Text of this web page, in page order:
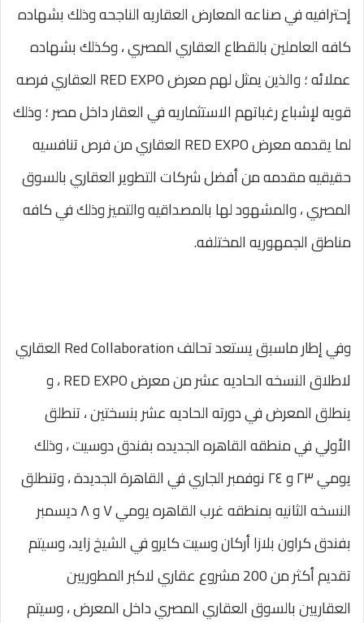
إحترافيه في صناعه المعارض العقاريه الناجحه وذلك بشهاده
كافه العاملين بالقطاع العقاري المصري ، وكذلك بشهاده
عملائه ؛ والذين يمثل لهم معرض RED EXPO العقاري فرصه
قويه لإشباع رغباتهم الاستثماريه في العقار داخل مصر ؛ وذلك
لما يقدمه معرض RED EXPO العقاري من فرص تنافسيه
حقيقيه مقدمه من أفضل شركات التطوير العقاري بالسوق
المصري ، والمشهود لها بالمصداقيه والتميز وذلك في كافه
مناطق الجمهوريه المختلفه.
وفي إطار ماسبق يستعد تحالف Red Collaboration العقاري
لاطلاق النسخه الحاديه عشر من معرض RED EXPO ، و
ينطلق المعرض في دورته الحاديه عشر بنسختين ، تنطلق
الأولي في منطقه القاهره الجديده بفندق دوسيت ، وذلك
يومي ٢٣ و ٢٤ نوفمبر الجاري في القاهرة الجديدة ، وتنطلق
النسخه الثانيه بمنطقه غرب القاهره يومي ٧ و ٨ ديسمبر
بفندق كراون بلازا أركان وسيت كايرو في الشيخ زايد، وسيتم
تقديم أكثر من 200 مشروع عقاري لاكبر المطوريين
العقاريين بالسوق العقاري المصري داخل المعرض ، وسيتم